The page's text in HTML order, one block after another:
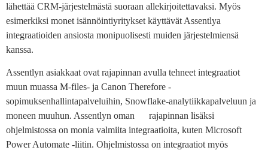
lähettää CRM-järjestelmästä suoraan allekirjoitettavaksi. Myös
esimerkiksi monet isännöintiyritykset käyttävät Assentlya
integraatioiden ansiosta monipuolisesti muiden järjestelmiensä
kanssa.
Assentlyn asiakkaat ovat rajapinnan avulla tehneet integraatiot
muun muassa M-files- ja Canon Therefore -
sopimuksenhallintapalveluihin, Snowflake-analytiikkapalveluun ja
moneen muuhun. Assentlyn oman rajapinnan lisäksi
ohjelmistossa on monia valmiita integraatioita, kuten Microsoft
Power Automate -liitin. Ohjelmistossa on integraatiot myös